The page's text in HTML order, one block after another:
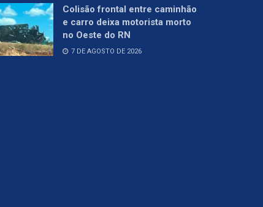
Colisão frontal entre caminhão
e carro deixa motorista morto
no Oeste do RN
7 DE AGOSTO DE 2026